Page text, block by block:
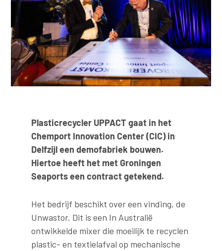
Plasticrecycler UPPACT gaat in het
Chemport Innovation Center (CIC) in
Delfzijl een demofabriek bouwen.
Hiertoe heeft het met Groningen
Seaports een contract getekend.
Het bedrijf beschikt over een vinding, de
Unwastor. Dit is een In Australië
ontwikkelde mixer die moeilijk te recyclen
plastic- en textielafval op mechanische